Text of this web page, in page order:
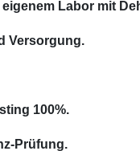
eigenem Labor mit
Versorgung.
100%.
Prüfung.